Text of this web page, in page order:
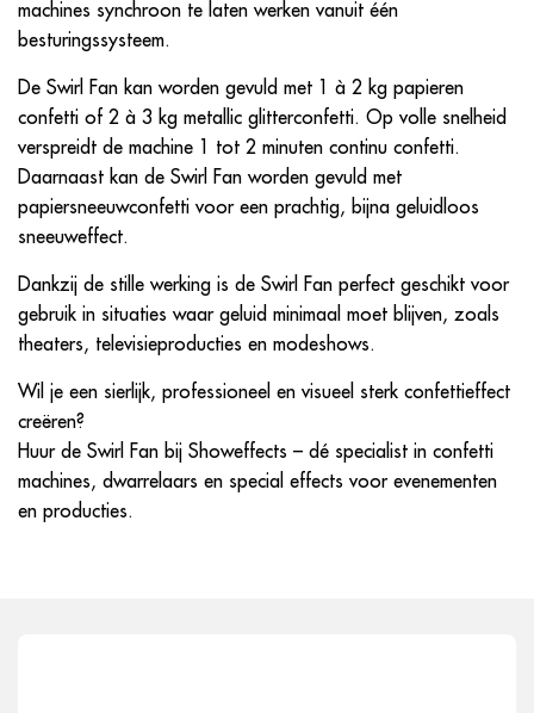
machines synchroon te laten werken vanuit één
besturingssysteem.
De Swirl Fan kan worden gevuld met 1 à 2 kg papieren
confetti of 2 à 3 kg metallic glitterconfetti. Op volle snelheid
verspreidt de machine 1 tot 2 minuten continu confetti.
Daarnaast kan de Swirl Fan worden gevuld met
papiersneeuwconfetti voor een prachtig, bijna geluidloos
sneeuweffect.
Dankzij de stille werking is de Swirl Fan perfect geschikt voor
gebruik in situaties waar geluid minimaal moet blijven, zoals
theaters, televisieproducties en modeshows.
Wil je een sierlijk, professioneel en visueel sterk confettieffect
creëren?
Huur de Swirl Fan bij Showeffects – dé specialist in confetti
machines, dwarrelaars en special effects voor evenementen
en producties.